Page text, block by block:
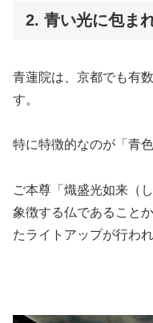
2. 青い光に包ま
青蓮院は、京都でも有
す。
特に特徴的なのが「青
ご本尊「熾盛光如来（
象徴する仏であること
たライトアップが行われ